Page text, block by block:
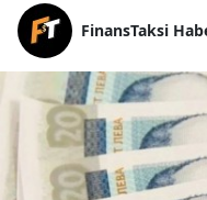
FinansTaksi